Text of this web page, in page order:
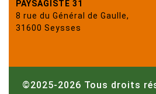
PAYSAGISTE 31
8 rue du Général de Gaulle,
31600 Seysses
©2025-2026 Tous droits